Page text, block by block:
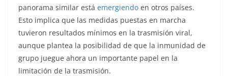
panorama similar está emergiendo en otros países.
Esto implica que las medidas puestas en marcha
tuvieron resultados mínimos en la trasmisión viral,
aunque plantea la posibilidad de que la inmunidad de
grupo juegue ahora un importante papel en la
limitación de la trasmisión.